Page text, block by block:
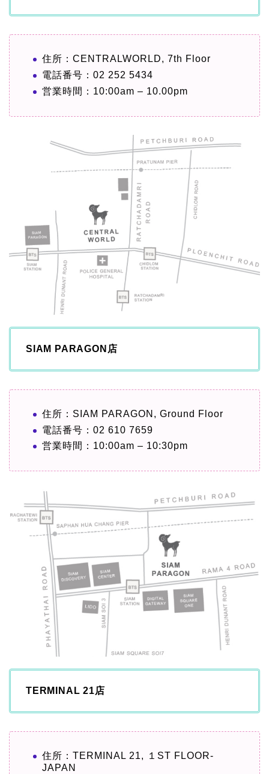
住所：CENTRALWORLD, 7th Floor
電話番号：02 252 5434
営業時間：10:00am – 10.00pm
SIAM PARAGON店
住所：SIAM PARAGON, Ground Floor
電話番号：02 610 7659
営業時間：10:00am – 10:30pm
TERMINAL 21店
住所：TERMINAL 21, １ST FLOOR-
JAPAN